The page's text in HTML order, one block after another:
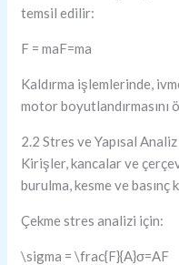
temsil edilir:
F = maF=ma
Kaldırma işlemlerinde,
motor boyutlandırmasını
2.2 Stres ve Yapısal Analiz
Kirişler, kancalar ve
burulma, kesme ve basınç
Çekme stres analizi için:
\sigma = \frac{F}{A}σ=AF​